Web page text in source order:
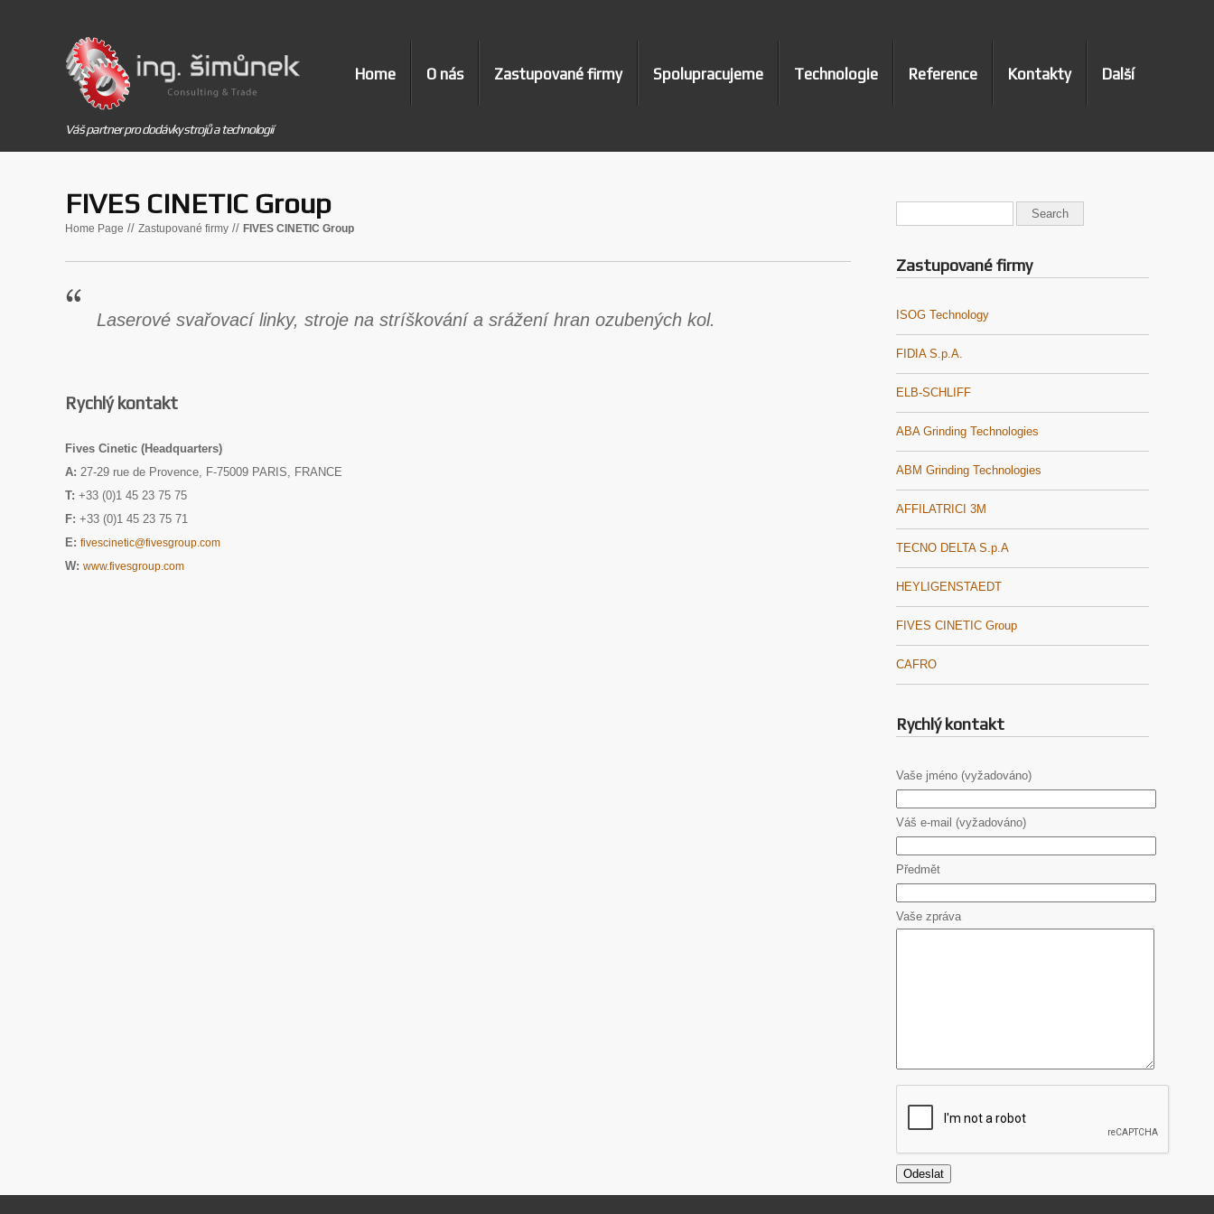
Váš partner pro dodávky strojů a technologií
Home O nás Zastupované firmy Spolupracujeme Technologie Reference Kontakty Další
FIVES CINETIC Group
Home Page // Zastupované firmy // FIVES CINETIC Group
Laserové svařovací linky, stroje na stríškování a srážení hran ozubených kol.
Rychlý kontakt
Fives Cinetic (Headquarters)
A: 27-29 rue de Provence, F-75009 PARIS, FRANCE
T: +33 (0)1 45 23 75 75
F: +33 (0)1 45 23 75 71
E: fivescinetic@fivesgroup.com
W: www.fivesgroup.com
Zastupované firmy
ISOG Technology
FIDIA S.p.A.
ELB-SCHLIFF
ABA Grinding Technologies
ABM Grinding Technologies
AFFILATRICI 3M
TECNO DELTA S.p.A
HEYLIGENSTAEDT
FIVES CINETIC Group
CAFRO
Rychlý kontakt
Vaše jméno (vyžadováno)
Váš e-mail (vyžadováno)
Předmět
Vaše zpráva